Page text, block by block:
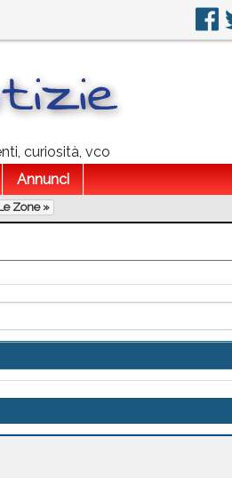
curiosità, vco
Annunci
Zone »